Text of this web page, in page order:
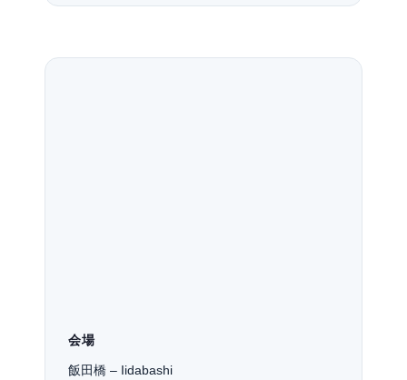
会場
飯田橋 – Iidabashi